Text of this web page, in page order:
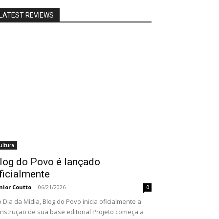
LATEST REVIEWS
do Povo é lançado
Coutto - 06/21/2026 0
Dia da Mídia, Blog do Povo inicia oficialmente a
de sua base editorial Projeto começa a